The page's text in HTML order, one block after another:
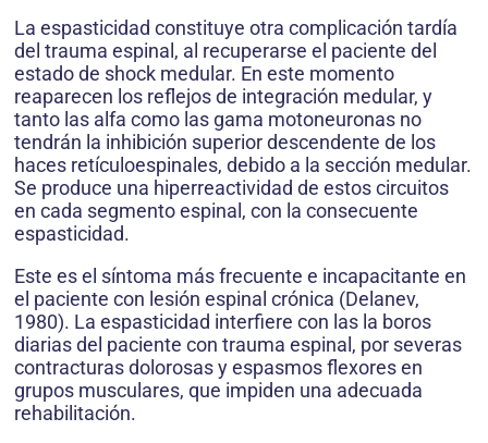
La espasticidad constituye otra complicación tardía
del trauma espinal, al recuperarse el paciente del
estado de shock medular. En este momento
reaparecen los reflejos de integración medular, y
tanto las alfa como las gama motoneuronas no
tendrán la inhibición superior descendente de los
haces retículoespinales, debido a la sección medular.
Se produce una hiperreactividad de estos circuitos
en cada segmento espinal, con la consecuente
espasticidad.
Este es el síntoma más frecuente e incapacitante en
el paciente con lesión espinal crónica (Delanev,
1980). La espasticidad interfiere con las la boros
diarias del paciente con trauma espinal, por severas
contracturas dolorosas y espasmos flexores en
grupos musculares, que impiden una adecuada
rehabilitación.